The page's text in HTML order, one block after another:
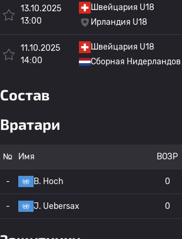
13.10.2025
13:00
Швейцария U18
Ирландия U18
11.10.2025
14:00
Швейцария U18
Сборная Нидерландов
Состав
Вратари
№ Имя ВОЗР
- B. Hoch 0
- J. Uebersax 0